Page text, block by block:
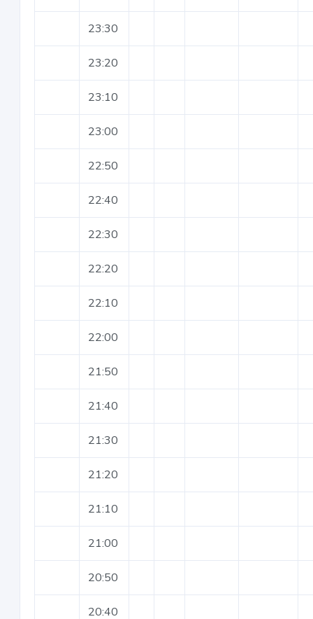
23:30
23:20
23:10
23:00
22:50
22:40
22:30
22:20
22:10
22:00
21:50
21:40
21:30
21:20
21:10
21:00
20:50
20:40